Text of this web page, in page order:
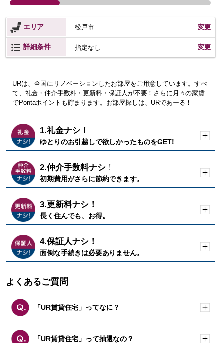
エリア 松戸市 変更
詳細条件 指定なし 変更
URは、全国にリノベーションしたお部屋をご用意しています。すべ
て、礼金・仲介手数料・更新料・保証人が不要！さらに月々の家賃
でPontaポイントも貯まります。お部屋探しは、URであーる！
1.礼金ナシ！
ゆとりのお引越しで欲しかったものをGET!
く
2.仲介手数料ナシ！
初期費用がさらに節約できます。
く
3.更新料ナシ！
長く住んでも、お得。
く
4.保証人ナシ！
面倒な手続きは必要ありません。
く
よくあるご質問
「UR賃貸住宅」ってなに？
く
「UR賃貸住宅」って抽選なの？